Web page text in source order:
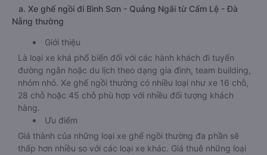
a. Xe ghế ngồi đi Bình Sơn - Quảng Ngãi từ Cẩm Lệ - Đà
Nẵng thường
Giới thiệu
Là loại xe khá phổ biến đối với các hành khách đi tuyến
đường ngắn hoặc du lịch theo dạng gia đình, team building,
nhóm nhỏ. Xe ghế ngồi thường có nhiều loại như xe 16 chỗ,
28 chỗ hoặc 45 chỗ phù hợp với nhiều đối tượng khách
hàng.
Ưu điểm
Giá thành của những loại xe ghế ngồi thường đa phần sẽ
thấp hơn nhiều so với các loại xe khác. Giá thuê những loại